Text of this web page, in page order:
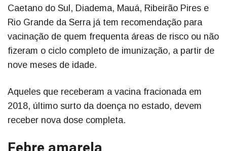
Caetano do Sul, Diadema, Mauá, Ribeirão Pires e
Rio Grande da Serra já tem recomendação para
vacinação de quem frequenta áreas de risco ou não
fizeram o ciclo completo de imunização, a partir de
nove meses de idade.
Aqueles que receberam a vacina fracionada em
2018, último surto da doença no estado, devem
receber nova dose completa.